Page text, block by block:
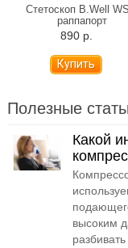
Стетоскоп B.Well
раппапорт
890 р.
Полезные
Какой
высоким